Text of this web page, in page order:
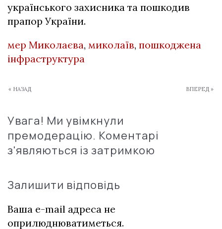
українського захисника та пошкодив
прапор України.
мер Миколаєва, миколаїв, пошкоджена
інфраструктура
« НАЗАД ВПЕРЕД »
Увага! Ми увімкнули
премодерацію. Коментарі
з'являються із затримкою
Залишити відповідь
Ваша e-mail адреса не
оприлюднюватиметься.